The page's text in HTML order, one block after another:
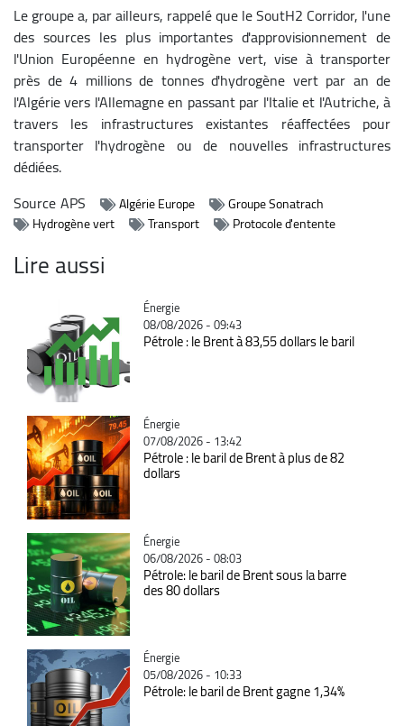
Le groupe a, par ailleurs, rappelé que le SoutH2 Corridor, l'une
des sources les plus importantes d'approvisionnement de
l'Union Européenne en hydrogène vert, vise à transporter
près de 4 millions de tonnes d'hydrogène vert par an de
l'Algérie vers l'Allemagne en passant par l'Italie et l'Autriche, à
travers les infrastructures existantes réaffectées pour
transporter l'hydrogène ou de nouvelles infrastructures
dédiées.
SourceAPS Algérie Europe
Groupe Sonatrach
Hydrogène vert
Transport Protocole d'entente
Lire aussi
Catégorie
Énergie
08/08/2026 - 09:43
Pétrole : le Brent à 83,55 dollars le baril
Catégorie
Énergie
07/08/2026 - 13:42
Pétrole : le baril de Brent à plus de 82
dollars
Catégorie
Énergie
06/08/2026 - 08:03
Pétrole: le baril de Brent sous la barre
des 80 dollars
Catégorie
Énergie
05/08/2026 - 10:33
Pétrole: le baril de Brent gagne 1,34%